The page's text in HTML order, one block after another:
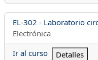
Nombre del curso
EL-302 - Laboratorio
Categoría del curso
Electrónica
Ir al curso
Detalles